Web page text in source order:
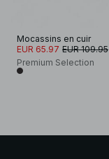
Mocassins en cuir
EUR 65.97 EUR 109.95
Premium Selection